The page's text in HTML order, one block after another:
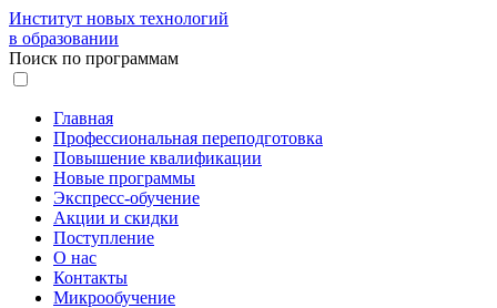
Институт новых технологий
в образовании
Поиск по программам
Главная
Профессиональная переподготовка
Повышение квалификации
Новые программы
Экспресс-обучение
Акции и скидки
Поступление
О нас
Контакты
Микрообучение